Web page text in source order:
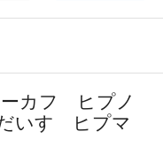
ーカフ ヒプノ
いす ヒプマ